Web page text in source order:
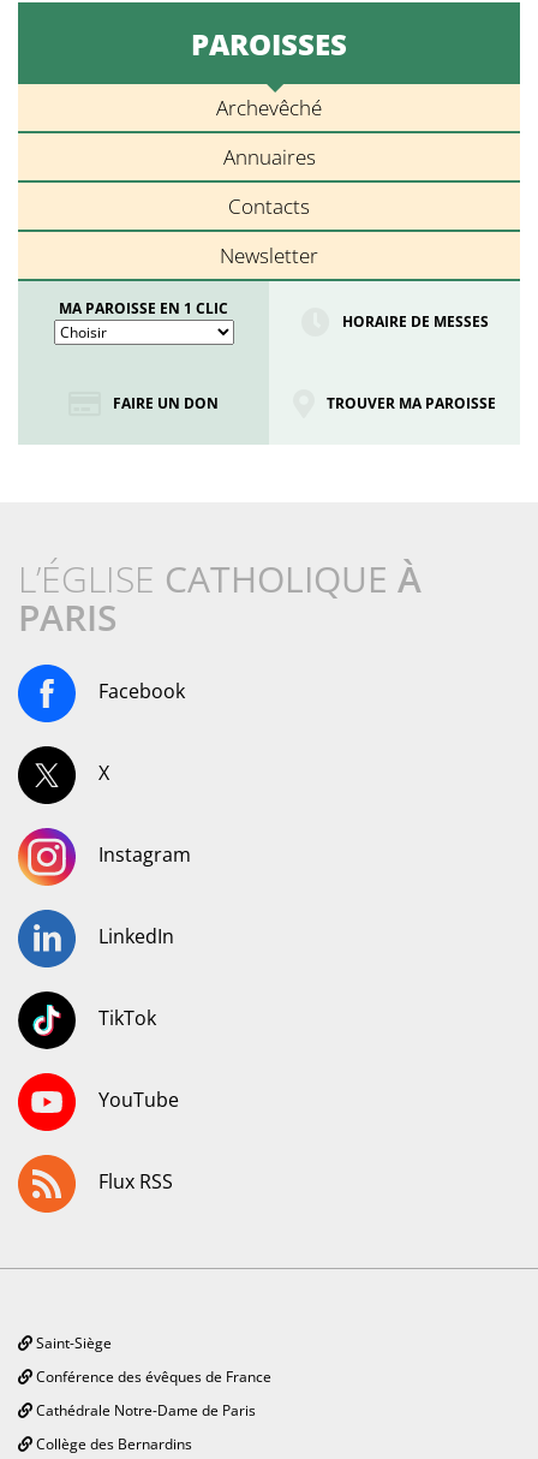
PAROISSES
Archevêché
Annuaires
Contacts
Newsletter
MA PAROISSE EN 1 CLIC
HORAIRE DE MESSES
FAIRE UN DON TROUVER MA PAROISSE
L’ÉGLISE CATHOLIQUE À
PARIS
Facebook
X
Instagram
LinkedIn
TikTok
YouTube
Flux RSS
Saint-Siège
Conférence des évêques de France
Cathédrale Notre-Dame de Paris
Collège des Bernardins